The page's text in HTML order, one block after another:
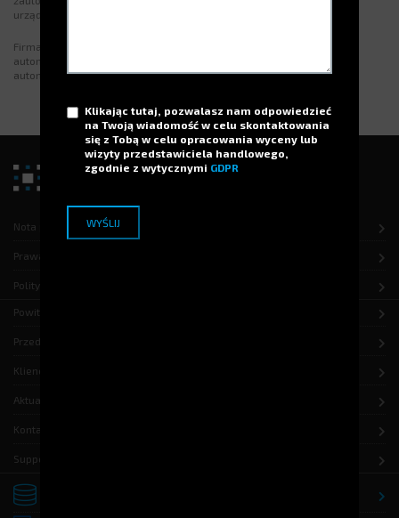
urządzenia magazynowe, podnośniki, wózki.
Firma ELECTROCLASS zaprezentowała nową generację bezpiecznych
automatów vendingowych:
automatyczną wieżę magazynowąJumper.
Nota prawna
Prawa autorskie
Polityka ochrony danych
Powitanie
Przedsiębiorstwo
Klienci
Aktualności
Kontakt
Support
Klikając tutaj, pozwalasz nam odpowiedzieć
na Twoją wiadomość w celu skontaktowania
się z Tobą w celu opracowania wyceny lub
wizyty przedstawiciela handlowego,
zgodnie z wytycznymi GDPR